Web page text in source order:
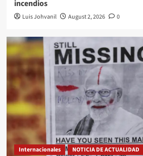
incendios
Luis Johvanil August 2, 2026 0
Internacionales NOTICIA DE ACTUALIDAD